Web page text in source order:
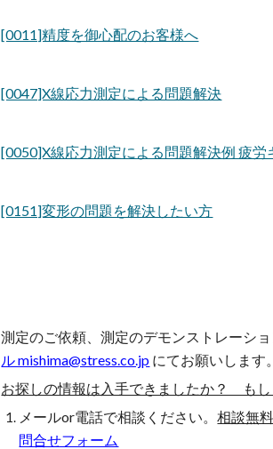
[0011]精度を御心配のお客様へ
[0047]X線応力測定による問題解決
[0050]X線応力測定による問題解決例 疲労
[0151]変形の問題を解決したい方
測定のご依頼、測定のデモンストレーシ
ル mishima@stress.co.jp にてお願いします。
お探しの情報は入手できましたか？ もし
メールor電話で相談ください。相談無
問合せフォーム